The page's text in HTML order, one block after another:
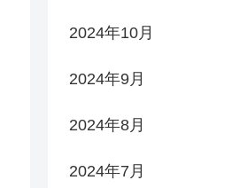
2024年10月
2024年9月
2024年8月
2024年7月